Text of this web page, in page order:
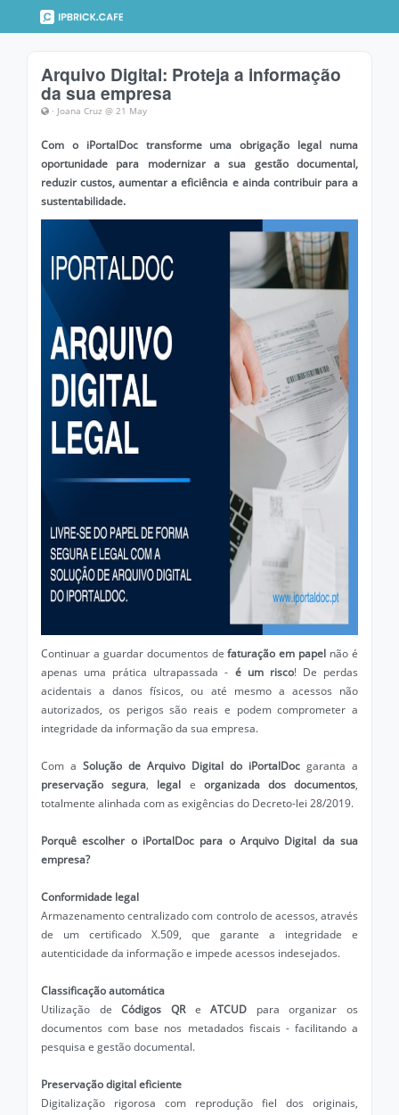
Arquivo Digital: Proteja a informação
da sua empresa
· Joana Cruz @ 21 May
Com o iPortalDoc transforme uma obrigação legal numa
oportunidade para modernizar a sua gestão documental,
reduzir custos, aumentar a eficiência e ainda contribuir para a
sustentabilidade.
Continuar a guardar documentos defaturação em papel não é
apenas uma prática ultrapassada - é um risco! De perdas
acidentais a danos físicos, ou até mesmo a acessos não
autorizados, os perigos são reais e podem comprometer a
integridade da informação da sua empresa.
Com a Solução de Arquivo Digital do iPortalDoc garanta a
preservação segura, legal e organizada dos documentos,
totalmente alinhada com as exigências do Decreto-lei 28/2019.
Porquê escolher o iPortalDoc para o Arquivo Digital da sua
empresa?
Conformidade legal
Armazenamento centralizado com controlo de acessos, através
de um certificado X.509, que garante a integridade e
autenticidade da informação e impede acessos indesejados.
Classificação automática
Utilização deCódigos QReATCUD para organizar os
documentos com base nos metadados fiscais - facilitando a
pesquisa e gestão documental.
Preservação digital eficiente
Digitalização rigorosa com reprodução fiel dos originais,